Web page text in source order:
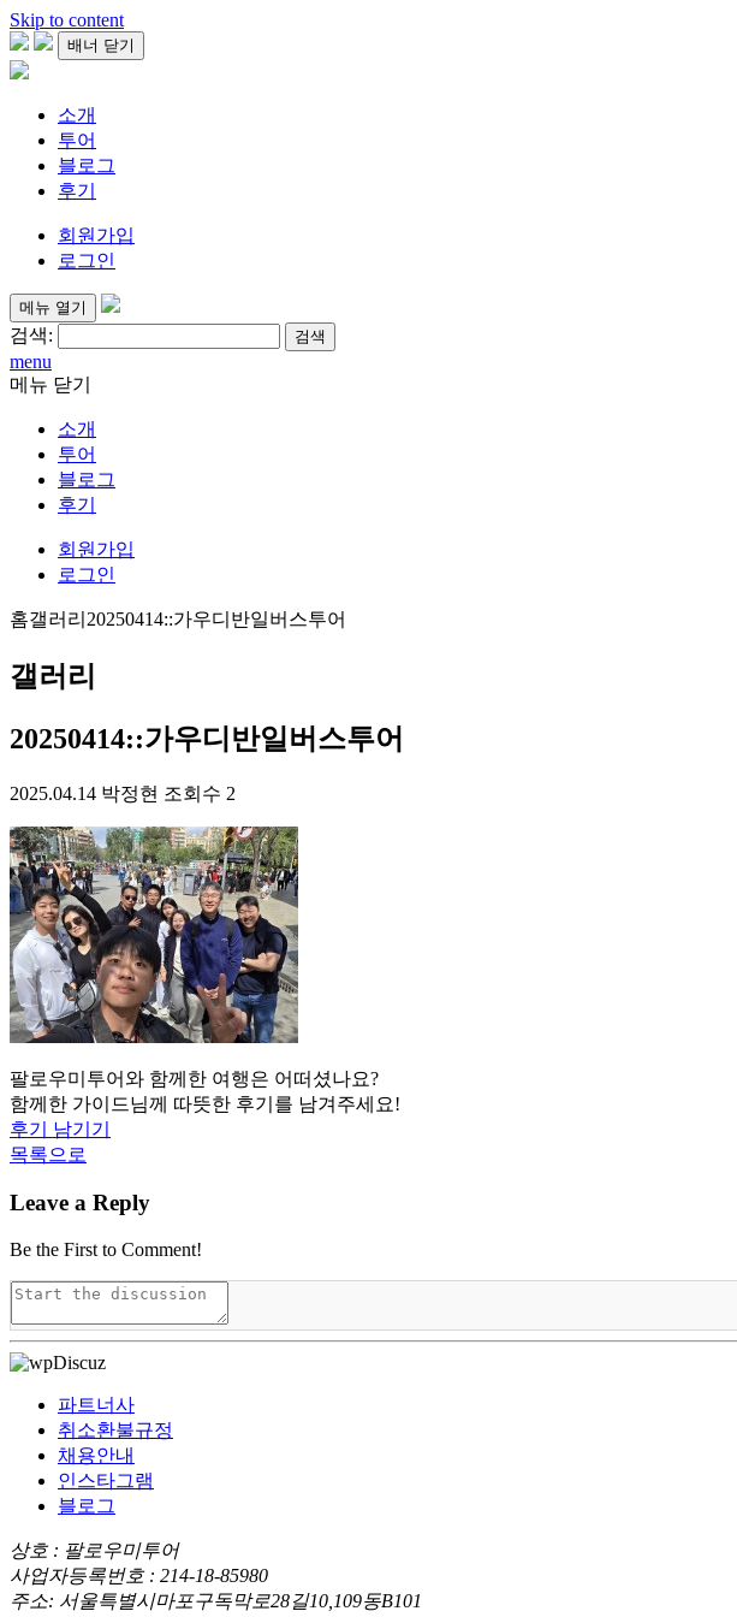
Skip to content
배너 닫기
소개
투어
블로그
후기
회원가입
로그인
메뉴 열기
검색:
menu
메뉴 닫기
소개
투어
블로그
후기
회원가입
로그인
홈갤러리 20250414::가우디반일버스투어
갤러리
20250414::가우디반일버스투어
2025.04.14 박정현 조회수 2
팔로우미투어와 함께한 여행은 어떠셨나요?
함께한 가이드님께 따뜻한 후기를 남겨주세요!
후기 남기기
목록으로
Leave a Reply
Be the First to Comment!
파트너사
취소환불규정
채용안내
인스타그램
블로그
상호 : 팔로우미투어
사업자등록번호 : 214-18-85980
주소: 서울특별시마포구독막로28길10,109동B101